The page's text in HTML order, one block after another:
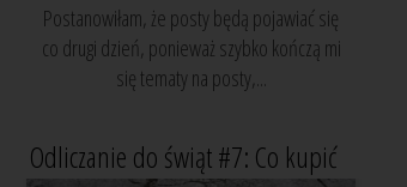
Postanowiłam, że posty będą pojawiać się
co drugi dzień, ponieważ szybko kończą mi
się tematy na posty,...
Odliczanie do świąt #7: Co kupić